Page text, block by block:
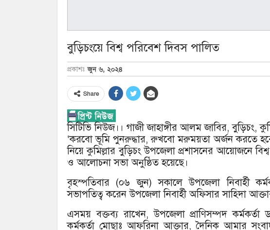
বুড়িচংয়ে বিশ্ব পরিবেশ দিবস পালিত
প্রকাশঃ জুন ৬, ২০২৪
Share
সিটিভি নিউজ।। গাজী জাহাঙ্গীর আলম জাবির, বুড়িচং,
‘করবো ভূমি পুনরুদ্ধার, রুখবো মরুময়তা অর্জন করতে
নিয়ে কুমিল্লার বুড়িচং উপজেলা প্রশাসনের আয়োজনে
ও আলোচনা সভা অনুষ্ঠিত হয়েছে।
বৃহস্পতিবার (০৬ জুন) সকালে উপজেলা নিবার্হী
সভাপতিত্ব করেন উপজেলা নিবার্হী অফিসার সাহিদা
এসময় বক্তব্য রাখেন, উপজেলা প্রাণিসম্পদ
কর্মকর্তা মোছাঃ আফরিনা আক্তার, দৈনিক আমার